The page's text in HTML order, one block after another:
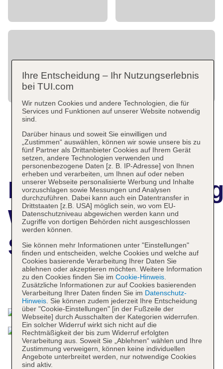
Wyndham
Singapore Hotel
Das bietet Ihre Unterkunft
Ihre Entscheidung – Ihr Nutzungserlebnis
bei TUI.com
Wir nutzen Cookies und andere Technologien, die für
Services und Funktionen auf unserer Website notwendig
sind.
Darüber hinaus und soweit Sie einwilligen und
„Zustimmen“ auswählen, können wir sowie unsere bis zu
fünf Partner als Drittanbieter Cookies auf Ihrem Gerät
setzen, andere Technologien verwenden und
personenbezogene Daten [z. B. IP-Adresse] von Ihnen
erheben und verarbeiten, um Ihnen auf oder neben
unserer Webseite personalisierte Werbung und Inhalte
vorzuschlagen sowie Messungen und Analysen
durchzuführen. Dabei kann auch ein Datentransfer in
Drittstaaten [z.B. USA] möglich sein, wo vom EU-
Datenschutzniveau abgewichen werden kann und
Zugriffe von dortigen Behörden nicht ausgeschlossen
werden können.
Sie können mehr Informationen unter "Einstellungen"
finden und entscheiden, welche Cookies und welche auf
Cookies basierende Verarbeitung Ihrer Daten Sie
ablehnen oder akzeptieren möchten. Weitere Information
zu den Cookies finden Sie im Cookie-Hinweis.
Zusätzliche Informationen zur auf Cookies basierenden
Verarbeitung Ihrer Daten finden Sie im Datenschutz-
Hinweis. Sie können zudem jederzeit Ihre Entscheidung
über "Cookie-Einstellungen" [in der Fußzeile der
Webseite] durch Ausschalten der Kategorien widerrufen.
Ein solcher Widerruf wirkt sich nicht auf die
Rechtmäßigkeit der bis zum Widerruf erfolgten
Verarbeitung aus. Soweit Sie „Ablehnen“ wählen und Ihre
Zustimmung verweigern, können keine individuellen
Angebote unterbreitet werden, nur notwendige Cookies
sind aktiv.